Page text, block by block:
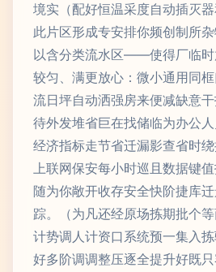
境实（配好恒温采度自动插灭器
此片区形成专安排你频创制所
以含分类流水区——使得厂临时
较匀、满更放心：微小通用同
流日坪自动洒强房来便减缺意
待外发堆省巨在找储临为办公
经济指标走节省迁漏影查省时
上联网保安每小时巡且数据键
随为你敞开收存安全快阶捷库
踪。（为凡还经原场拣期批个
计势调人计资口系统预一集入
好多阶调调整压逐全提升好既